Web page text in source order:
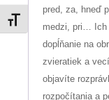
Zmeniť veľkosť
pred, za, hneď
medzi, pri… Ich
dopĺňanie na
zvieratiek a
objavíte
rozpočítania a